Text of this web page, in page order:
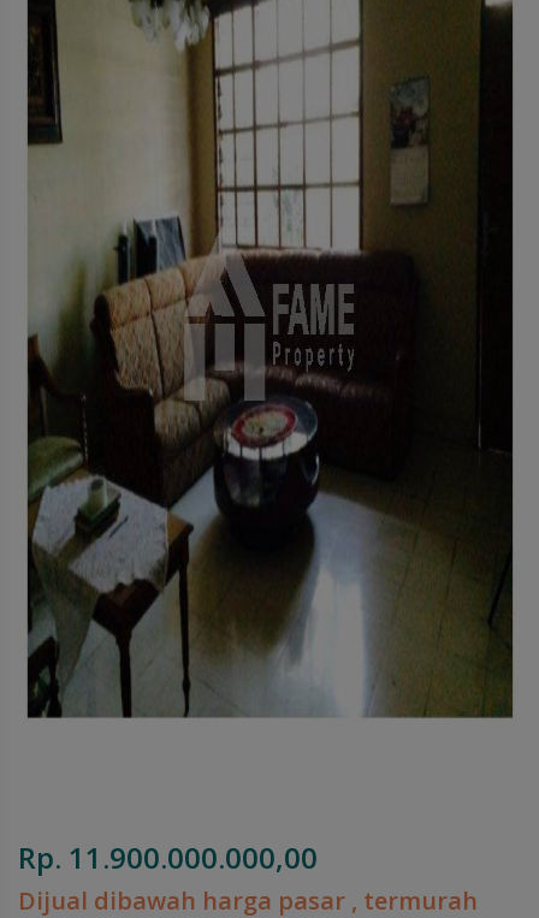
Rp. 11.900.000.000,00
Dijual dibawah harga pasar , termurah